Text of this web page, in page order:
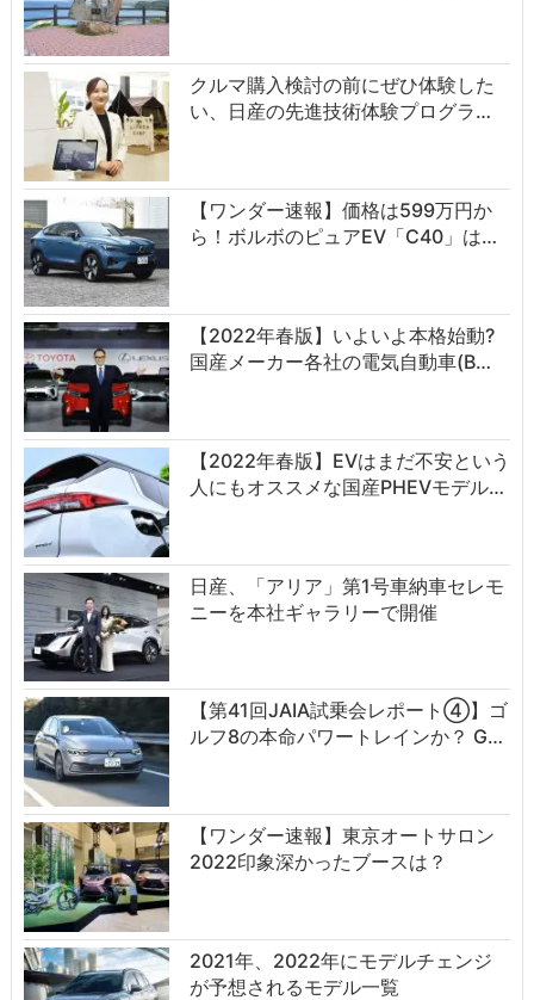
クルマ購入検討の前にぜひ体験した
い、日産の先進技術体験プログラ…
【ワンダー速報】価格は599万円か
ら！ボルボのピュアEV「C40」は…
【2022年春版】いよいよ本格始動?
国産メーカー各社の電気自動車(B…
【2022年春版】EVはまだ不安という
人にもオススメな国産PHEVモデル…
日産、「アリア」第1号車納車セレモ
ニーを本社ギャラリーで開催
【第41回JAIA試乗会レポート④】ゴ
ルフ8の本命パワートレインか？ G…
【ワンダー速報】東京オートサロン
2022印象深かったブースは？
2021年、2022年にモデルチェンジ
が予想されるモデル一覧